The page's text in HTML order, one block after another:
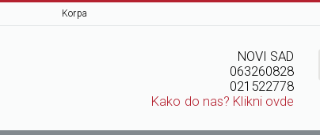
Korpa
NOVI SAD
063260828
021522778
Kako do nas? Klikni ovde